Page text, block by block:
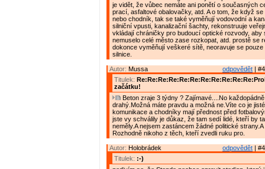
je vidět, že vůbec nemáte ani ponětí o současných
prací, asfaltové obalovačky, atd. A o tom, že když se
nebo chodník, tak se také vyměňují vodovodní a
silniční vpusti, kanalizační šachty, rekonstruuje
vkládají chráničky pro budoucí optické rozvody, aby
nemuselo celé město zase rozkopat, atd. prostě se
dokonce vyměňují veškeré sítě, neoravuje se pouze
silnice.
odpovědět |
Autor: Mussa
Titulek:
začátku!
Beton zraje 3 týdny ? Zajímavé....No
drahý.Možná máte pravdu a možná ne.Víte co je
komunikace a chodníky mají přednost před
jste vy schválily je důkaz, že tam sedí lidé, kteří by
neměly.A nejsem zastáncem žádné politické
Rozhodně nikoho z těch, kteří zvedli ruku pro.
odpovědět |
Autor: Holobrádek
Titulek: :-)